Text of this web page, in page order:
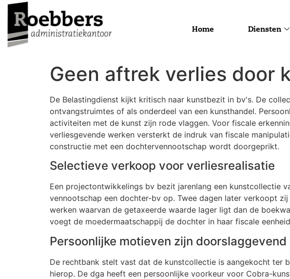
Home Diensten
Geen aftrek verlies door
De Belastingdienst kijkt kritisch naar kunstbezit in bv's. De
ontvangstruimtes of als onderdeel van een kunsthandel.
activiteiten met de kunst zijn rode vlaggen. Voor fiscale
verliesgevende werken versterkt de indruk van fiscale
constructie met een dochtervennootschap wordt doorgeprikt.
Selectieve verkoop voor verliesrealisatie
Een projectontwikkelings bv bezit jarenlang een kunstcollectie
vennootschap een dochter-bv op. Twee dagen later verkoopt
werken waarvan de getaxeerde waarde lager ligt dan de
voegt de moedermaatschappij de dochter in haar fiscale
Persoonlijke motieven zijn doorslaggevend
De rechtbank stelt vast dat de kunstcollectie is aangekocht ter
hierop. De dga heeft een persoonlijke voorkeur voor Cobra-